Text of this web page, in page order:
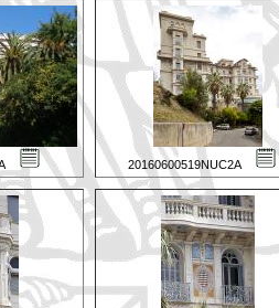
20160600519NUC2A